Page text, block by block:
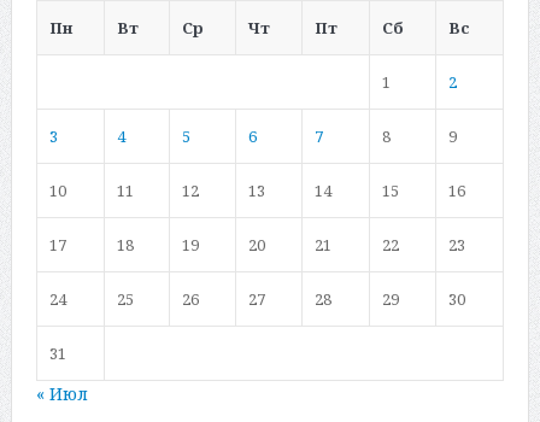
Пн
Вт Ср Чт Пт Сб Вс
1 2
3 4 5 6 7 8 9
10 11 12 13 14 15 16
17 18 19 20 21 22 23
24 25 26 27 28 29 30
31
« Июл